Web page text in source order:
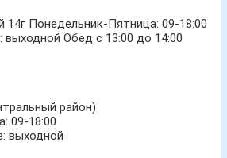
14г Понедельник-Пятница: 09-18:00
выходной Обед с 13:00 до 14:00
район)
09-18:00
выходной